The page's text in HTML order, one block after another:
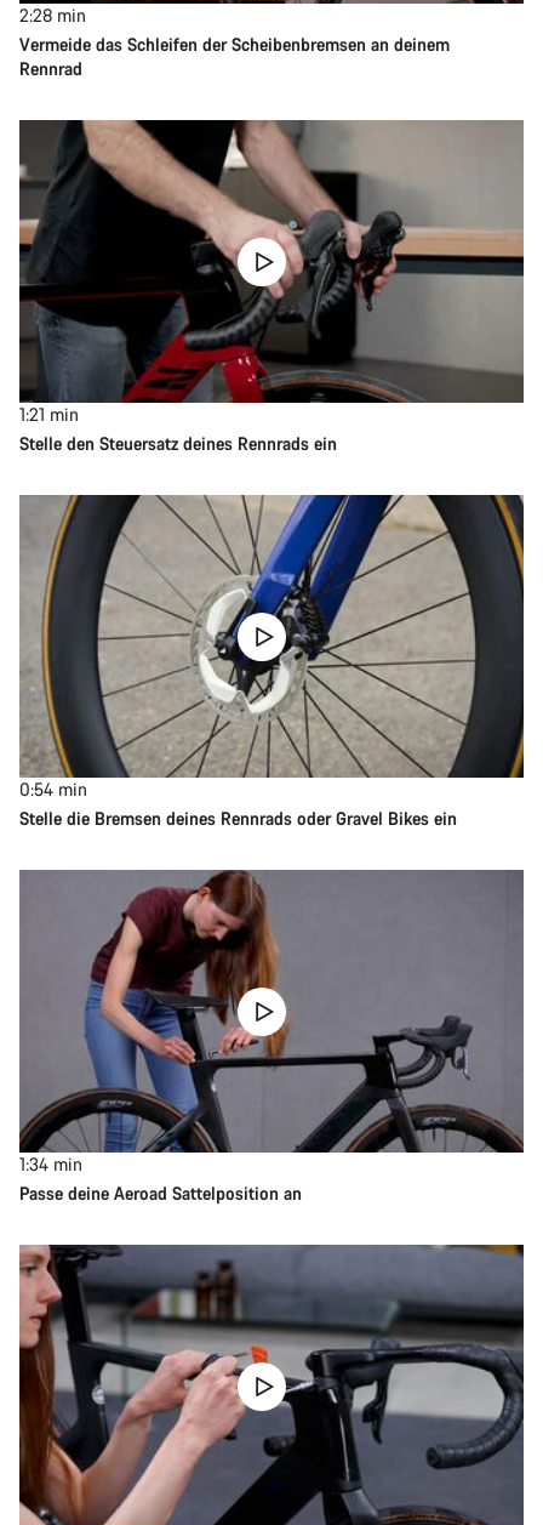
2:28 min
Vermeide das Schleifen der Scheibenbremsen an deinem
Rennrad
1:21 min
Stelle den Steuersatz deines Rennrads ein
0:54 min
Stelle die Bremsen deines Rennrads oder Gravel Bikes ein
1:34 min
Passe deine Aeroad Sattelposition an